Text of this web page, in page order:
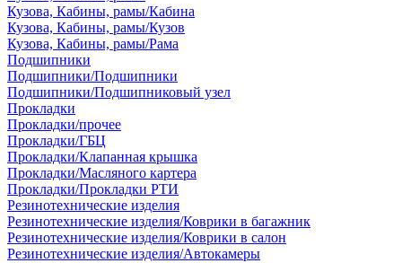
Кузова, Кабины, рамы/Кабина
Кузова, Кабины, рамы/Кузов
Кузова, Кабины, рамы/Рама
Подшипники
Подшипники/Подшипники
Подшипники/Подшипниковый узел
Прокладки
Прокладки/прочее
Прокладки/ГБЦ
Прокладки/Клапанная крышка
Прокладки/Масляного картера
Прокладки/Прокладки РТИ
Резинотехнические изделия
Резинотехнические изделия/Коврики в багажник
Резинотехнические изделия/Коврики в салон
Резинотехнические изделия/Автокамеры